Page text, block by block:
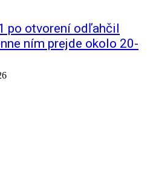
po otvorení odľahčil
ním prejde okolo 20-